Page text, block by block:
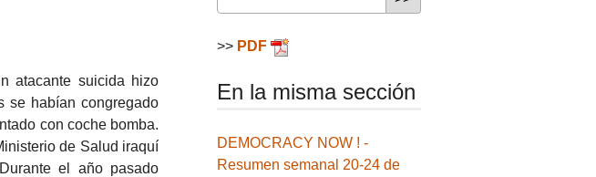
atacante suicida hizo
se habían congregado
con coche bomba.
de Salud iraquí
el año pasado
>> PDF
En la misma sección
DEMOCRACY NOW ! -
Resumen semanal 20-24 de